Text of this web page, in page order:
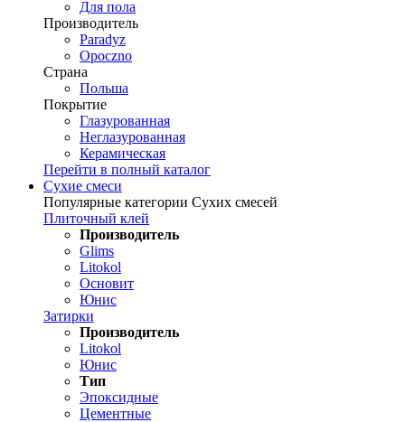
Для пола
Производитель
Paradyz
Opoczno
Страна
Польша
Покрытие
Глазурованная
Неглазурованная
Керамическая
Перейти в полный каталог
Сухие смеси
Популярные категории Сухих смесей
Плиточный клей
Производитель
Glims
Litokol
Основит
Юнис
Затирки
Производитель
Litokol
Юнис
Тип
Эпоксидные
Цементные